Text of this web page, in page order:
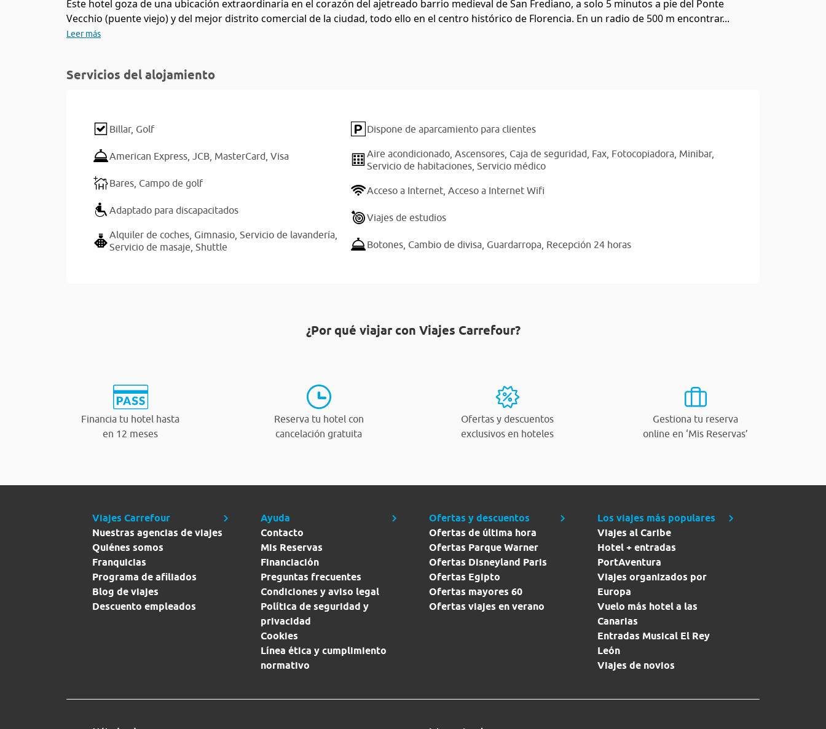
Este hotel goza de una ubicación extraordinaria en el corazón del ajetreado barrio medieval de San Frediano, a solo 5 minutos a pie del Ponte
Vecchio (puente viejo) y del mejor distrito comercial de la ciudad, todo ello en el centro histórico de Florencia. En un radio de 500 m encontrar...
Leer más
Servicios del alojamiento
Billar, Golf
American Express, JCB, MasterCard, Visa
Bares, Campo de golf
Adaptado para discapacitados
Alquiler de coches, Gimnasio, Servicio de lavandería,
Servicio de masaje, Shuttle
Dispone de aparcamiento para clientes
Aire acondicionado, Ascensores, Caja de seguridad, Fax, Fotocopiadora, Minibar,
Servicio de habitaciones, Servicio médico
Acceso a Internet, Acceso a Internet Wifi
Viajes de estudios
Botones, Cambio de divisa, Guardarropa, Recepción 24 horas
¿Por qué viajar con Viajes Carrefour?
Financia tu hotel hasta
en 12 meses
Reserva tu hotel con
cancelación gratuita
Ofertas y descuentos
exclusivos en hoteles
Gestiona tu reserva
online en ‘Mis Reservas’
Viajes Carrefour
Nuestras agencias de viajes
Quiénes somos
Franquicias
Programa de afiliados
Blog de viajes
Descuento empleados
Ayuda
Contacto
Mis Reservas
Financiación
Preguntas frecuentes
Condiciones y aviso legal
Política de seguridad y
privacidad
Cookies
Línea ética y cumplimiento
normativo
Ofertas y descuentos
Ofertas de última hora
Ofertas Parque Warner
Ofertas Disneyland Paris
Ofertas Egipto
Ofertas mayores 60
Ofertas viajes en verano
Los viajes más populares
Viajes al Caribe
Hotel + entradas
PortAventura
Viajes organizados por
Europa
Vuelo más hotel a las
Canarias
Entradas Musical El Rey
León
Viajes de novios